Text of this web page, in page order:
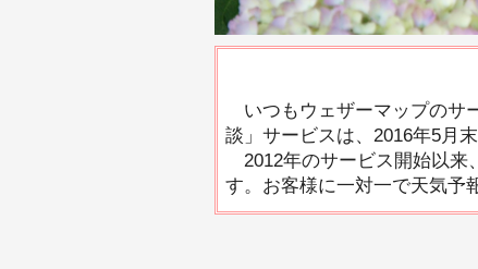
いつもウェザーマップのサ
談」サービスは、2016年5月
2012年のサービス開始以来
す。お客様に一対一で天気予